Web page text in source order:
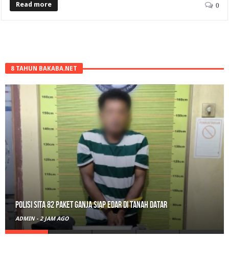
Read more 0
8 TAHUN BAKABA.NET
RPL Prodi HTN UIN Mahmud Yunus Batusangkar Diminati Polri, TNI,
hingga Wali Nagari
ADMIN - 21 JAM AGO